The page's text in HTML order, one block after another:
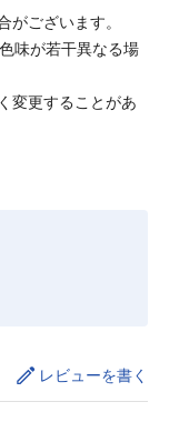
ございます。
味が若干異なる場
変更することがあ
レビューを書く